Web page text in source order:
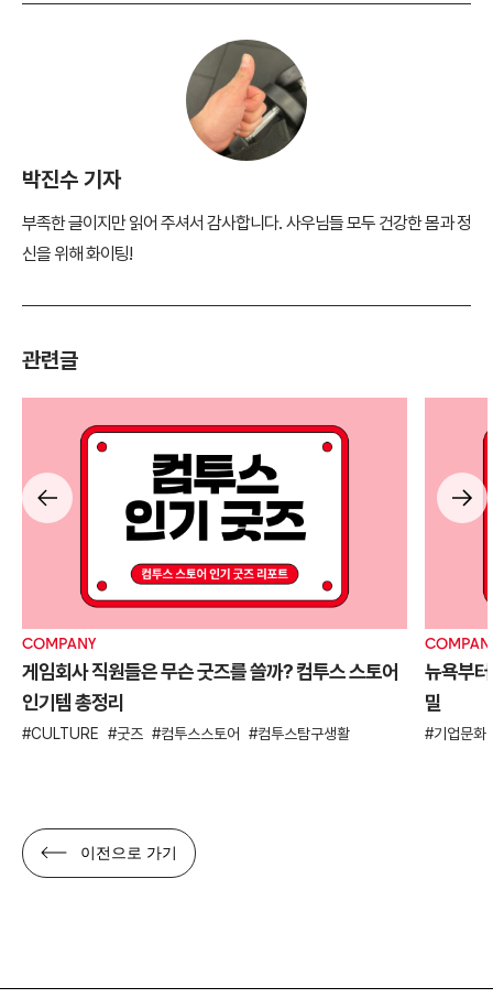
박진수 기자
부족한 글이지만 읽어 주셔서 감사합니다. 사우님들 모두 건강한 몸과 정
신을 위해 화이팅!
관련글
COMPANY
게임회사 직원들은 무슨 굿즈를 쓸까? 컴투스 스토어
인기템 총정리
CULTURE 굿즈 컴투스스토어 컴투스탐구생활
뉴욕부
밀
기업문화
이전으로 가기